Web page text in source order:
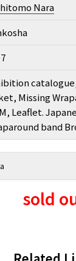
Nara
Missing
Leaflet.
band
sold